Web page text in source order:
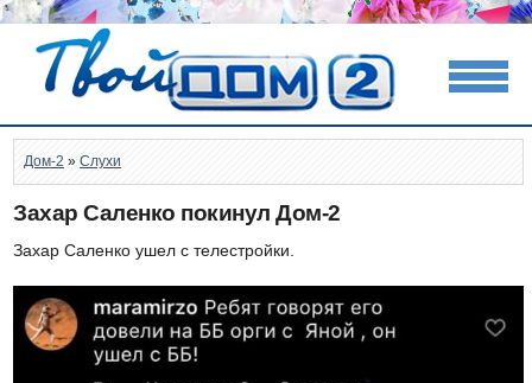
Дом-2 » Слухи
Захар Саленко покинул Дом-2
Захар Саленко ушел с телестройки.